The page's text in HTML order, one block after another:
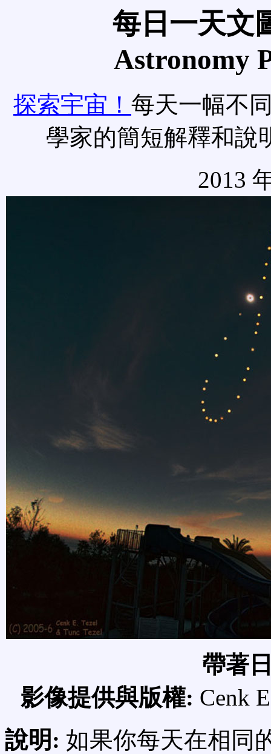
每日一天文
Astronomy
探索宇宙！ 每天一幅不
學家的簡短解釋和說
2013
帶著
影像提供與版權: Cenk
說明: 如果你每天在相同